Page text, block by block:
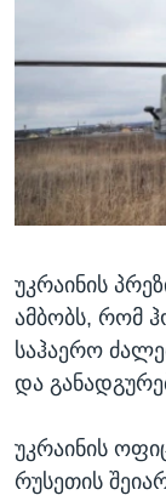
ᲯᲐᲜᲛᲠᲗᲔᲚᲝᲑᲐ
ᲛᲔᲪᲜᲘᲔᲠᲔᲑᲐ
ᲘᲜᲢᲔᲠᲕᲘᲣ
ᲙᲣᲚᲢᲣᲠᲐ
ᲗᲕᲐᲚᲘ
ენები
უკრაინის
ამბობს, რომ
საჰაერო
და
უკრაინის
რუსეთის